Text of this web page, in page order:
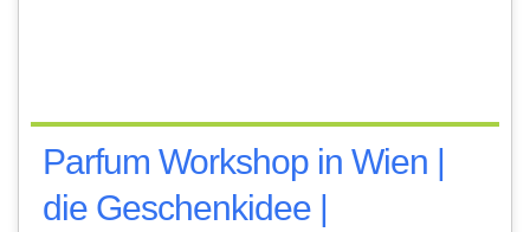
Parfum Workshop in Wien |
die Geschenkidee |